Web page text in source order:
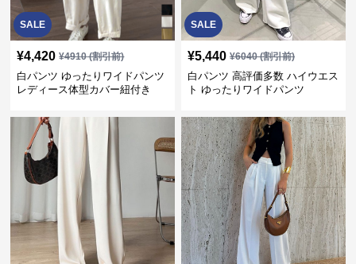
SALE
¥4,420 ¥4910(割引前)
白パンツ ゆったりワイドパンツ
レディース体型カバー紐付き
SALE
¥5,440 ¥6040(割引前)
白パンツ 高評価多数 ハイウエス
ト ゆったりワイドパンツ